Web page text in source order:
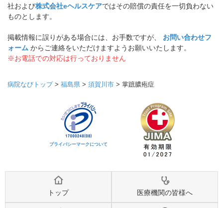
社および株式会社eヘルスケアではその賠償の責任を一切負わない
ものとします。
掲載情報に誤りがある場合には、お手数ですが、 お問い合わせフ
ォーム からご連絡をいただけますようお願いいたします。
※お電話での対応は行っておりません
病院なびトップ> 福島県 > 須賀川市 > 掌蹠膿疱症
プライバシーマークについて
トップ 医療機関の皆様へ